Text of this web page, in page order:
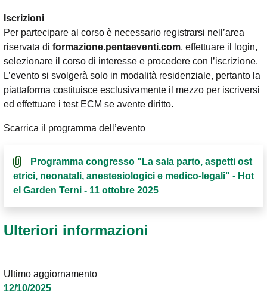
Iscrizioni
Per partecipare al corso è necessario registrarsi nell’area
riservata di formazione.pentaeventi.com, effettuare il login,
selezionare il corso di interesse e procedere con l’iscrizione.
L’evento si svolgerà solo in modalità residenziale, pertanto la
piattaforma costituisce esclusivamente il mezzo per iscriversi
ed effettuare i test ECM se avente diritto.
Scarrica il programma dell’evento
Programma congresso "La sala parto, aspetti ost
etrici, neonatali, anestesiologici e medico-legali" - Hot
el Garden Terni - 11 ottobre 2025
Ulteriori informazioni
Ultimo aggiornamento
12/10/2025